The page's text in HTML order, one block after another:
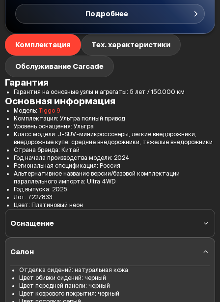
Подробнее
Комплектация Тех. характеристики
Обслуживание Carcade
Гарантия
Гарантия на основные узлы и агрегаты: 5 лет / 150.000 км
Основная информация
Модель: Tiggo 9
Комплектация: Ультра полный привод
Уровень оснащения: Ультра
Класс модели: J-SUV-миникроссоверы, легкие внедорожники,
внедорожные купе, средние внедорожники, тяжелые внедорожники
Страна бренда: Китай
Год начала производства модели: 2024
Региональная спецификация: Россия
Альтернативное название версии/базовой комплектации
параллельного импорта: Ultra 4WD
Год выпуска: 2025
Лот: 7227833
Цвет: Платиновый неон
Оснащение
Доступ в автомобиль без ключа, ключ в кармане
Светодиодные фары основного света
Светодиодные дневные ходовые огни
Датчик света
Боковые зеркала с обогревом, повторителями поворотов
Обогрев лобового стекла
Салон
Отделка сидений: натуральная кожа
Цвет обивки сидений: черный
Цвет передней панели: черный
Цвет коврового покрытия: черный